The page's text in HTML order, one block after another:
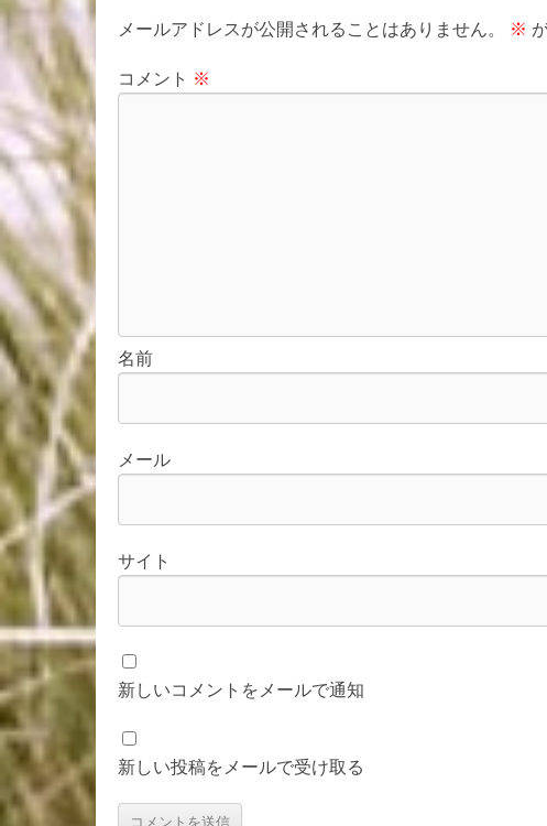
メールアドレスが公開されることはありません。 ※
コメント ※
名前
メール
サイト
新しいコメントをメールで通知
新しい投稿をメールで受け取る